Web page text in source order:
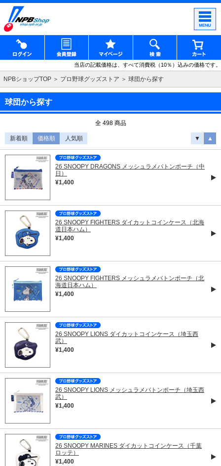
当店の記載価格は、すべて消費税（10％）込みの価格です。
NPBショップTOP プロ野球グッズストア 球団から探す
球団から探す
全 498 商品
新着順 価格順 人気順 ▼ ▲
26 SNOOPY DRAGONS メッシュラメバトンポーチ（中
日）
¥1,400
26 SNOOPY FIGHTERS ダイカットコインケース（北海
道日本ハム）
¥1,400
26 SNOOPY FIGHTERS メッシュラメバトンポーチ（北
海道日本ハム）
¥1,400
26 SNOOPY LIONS ダイカットコインケース（埼玉西
武）
¥1,400
26 SNOOPY LIONS メッシュラメバトンポーチ（埼玉西
武）
¥1,400
26 SNOOPY MARINES ダイカットコインケース（千葉
ロッテ）
¥1,400